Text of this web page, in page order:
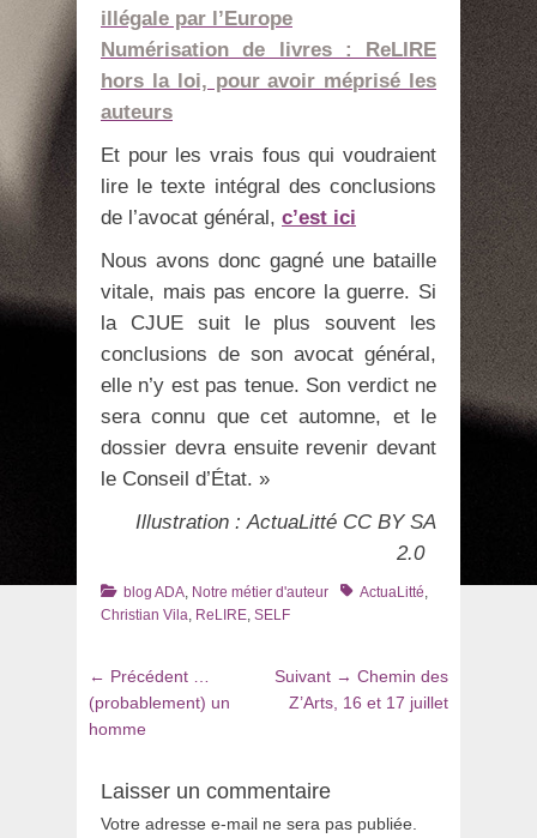
illégale par l’Europe
Numérisation de livres : ReLIRE
hors la loi, pour avoir méprisé les
auteurs
Et pour les vrais fous qui voudraient
lire le texte intégral des conclusions
de l’avocat général, c’est ici
Nous avons donc gagné une bataille
vitale, mais pas encore la guerre. Si
la CJUE suit le plus souvent les
conclusions de son avocat général,
elle n’y est pas tenue. Son verdict ne
sera connu que cet automne, et le
dossier devra ensuite revenir devant
le Conseil d’État. »
Illustration : ActuaLitté CC BY SA
2.0
Catégories
blog ADA Notre métier d'auteur TagsActuaLitté
Christian Vila ReLIRE SELF
Navigation
de
l’article
← Précédent
précédent
(probablement) un
homme
Suivant → Article
suivant
Chemin des
Z’Arts, 16 et 17 juillet
Laisser un commentaire
Votre adresse e-mail ne sera pas publiée.